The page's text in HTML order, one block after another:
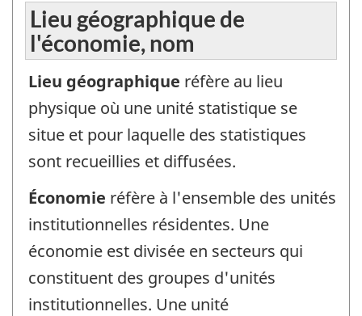
Lieu géographique de
l'économie, nom
Lieu géographique réfère au lieu
physique où une unité statistique se
situe et pour laquelle des statistiques
sont recueillies et diffusées.
Économie réfère à l'ensemble des unités
institutionnelles résidentes. Une
économie est divisée en secteurs qui
constituent des groupes d'unités
institutionnelles. Une unité